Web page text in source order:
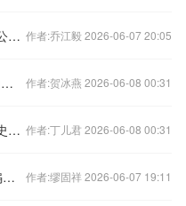
股海导航_2026年6月5日_沪深股市公告与交易提示 作者:乔江毅 2026-06-07 20:05
人生登顶有泰山！岚图泰山联手泰山文旅，让中国旗舰成为文化名片 作者:贺冰燕 2026-06-08 00:31
西藏彩民喜中双色球1012万元 创历史新高 作者:丁儿君 2026-06-08 00:31
“新旧社保卡同时使用‘涉嫌违规’”系骗局（2026·06·04） 作者:缪固祥 2026-06-07 19:11